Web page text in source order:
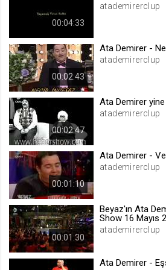
.web.tv
İsimsiz
İsimsiz
1 ay
00:04:33
atademirerclup
00:02:43
Ata Demirer -
atademirerclup
00:02:47
Ata Demirer yine
atademirerclup
00:01:10
Ata Demirer -
atademirerclup
00:01:30
Beyaz'ın Ata
Show 16 Mayıs
atademirerclup
Ata Demirer -